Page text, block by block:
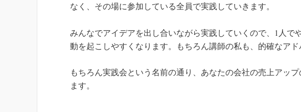
なく、その場に参加している全員で実践していきます。
みんなでアイデアを出し合いながら実践していくので、1人で
動を起こしやすくなります。もちろん講師の私も、的確なアド
もちろん実践会という名前の通り、あなたの会社の売上アッ
ます。